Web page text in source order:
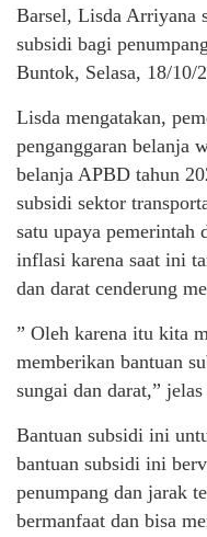
Barsel, Lisda Arriyana
subsidi bagi
Buntok, Selasa, 18/10/
Lisda mengatakan,
penganggaran belanja
belanja APBD tahun
subsidi sektor
satu upaya pemerintah
inflasi karena saat ini
dan darat cenderung
” Oleh karena itu kita
memberikan bantuan
sungai dan darat,”
Bantuan subsidi ini
bantuan subsidi ini
penumpang dan jarak
bermanfaat dan bisa